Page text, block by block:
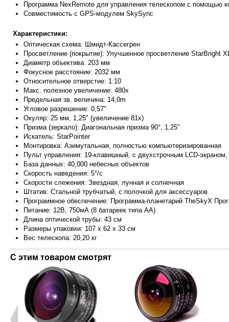
Программа NexRemote для управления телескопом с помощью
Совместимость с GPS-модулем SkySync
Характеристики:
Оптическая схема: Шмидт-Кассегрен
Просветление (покрытие): Улучшенное просветление StarBright
Диаметр объектива: 203 мм
Фокусное расстояние: 2032 мм
Относительное отверстие: 1:10
Макс. полезное увеличение: 480х
Предельная зв. величина: 14,0m
Угловое разрешение: 0,57"
Окуляр: 25 мм, 1,25" (увеличение 81х)
Призма (зеркало): Диагональная призма 90°, 1,25"
Искатель: StarPointer
Монтировка: Азимутальная, полностью компьютеризированная
Пульт управления: 19-клавишный, с двухстрочным LCD-
База данных: 40,000 небесных объектов
Скорость наведения: 5°/с
Скорости слежения: Звездная, лунная и солнечная
Штатив: Стальной трубчатый, с полочкой для аксессуаров
Программное обеспечение: Программа-планетарий TheSkyX
Питание: 12В, 750мА (8 батареек типа АА)
Длина оптической трубы: 43 см
Размеры упаковки: 107 x 62 x 33 см
Вес телескопа: 20,20 кг
С этим товаром смотрят